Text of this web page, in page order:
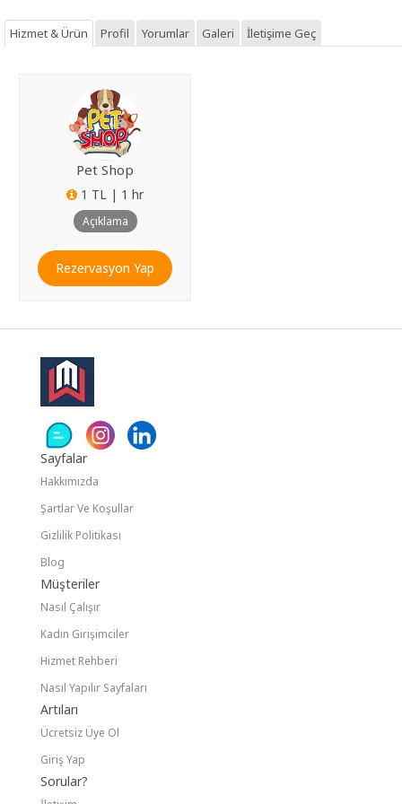
Hizmet & Ürün Profil Yorumlar Galeri İletişime Geç
Pet Shop
1 TL | 1 hr
Açıklama
Sayfalar
Hakkımızda
Şartlar Ve Koşullar
Gizlilik Politikası
Blog
Müşteriler
Nasıl Çalışır
Kadın Girişimciler
Hizmet Rehberi
Nasıl Yapılır Sayfaları
Artıları
Ücretsiz Üye Ol
Giriş Yap
Sorular?